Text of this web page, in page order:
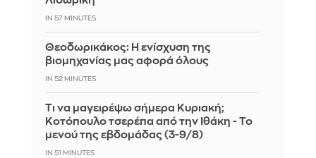
IN 57 MINUTES
Θεοδωρικάκος: Η ενίσχυση της
βιομηχανίας μας αφορά όλους
IN 52 MINUTES
Τι να μαγειρέψω σήμερα Κυριακή;
Κοτόπουλο τσερέπα από την Ιθάκη - Το
μενού της εβδομάδας (3-9/8)
IN 51 MINUTES